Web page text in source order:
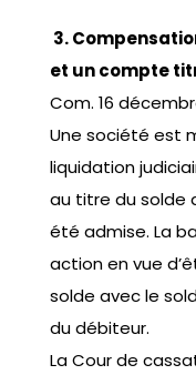
3.
et un compte
Com. 16
Une société est
liquidation
au titre du solde
été admise. La
action en vue
solde avec le
du débiteur.
La Cour de